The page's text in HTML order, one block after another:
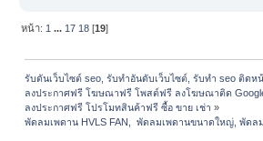
หน้า: 1 ... 17 18 [19]
รับดันเว็บไซต์ seo, รับทำอันดับเว็บไซต์, รับทำ seo ติดห
ลงประกาศฟรี โฆษณาฟรี โพสต์ฟรี ลงโฆษณาติด
ลงประกาศฟรี โปรโมทสินค้าฟรี ซื้อ ขาย เช่า »
พัดลมเพดาน HVLS FAN,  พัดลมเพดานขนาดใหญ่, พัดล